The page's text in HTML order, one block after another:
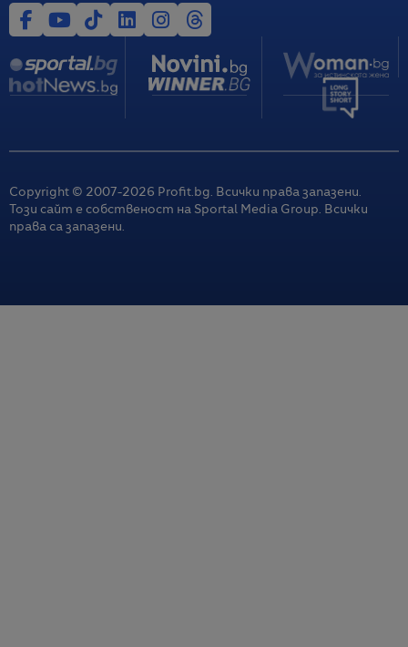
Copyright © 2007-2026 Profit.bg. Всички права запазени.
Този сайт е собственост на Sportal Media Group. Всички
права са запазени.